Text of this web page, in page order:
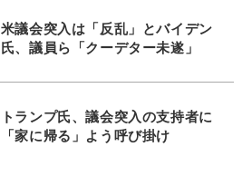
米議会突入は「反乱」とバイデン
氏、議員ら「クーデター未遂」
トランプ氏、議会突入の支持者に
「家に帰る」よう呼び掛け